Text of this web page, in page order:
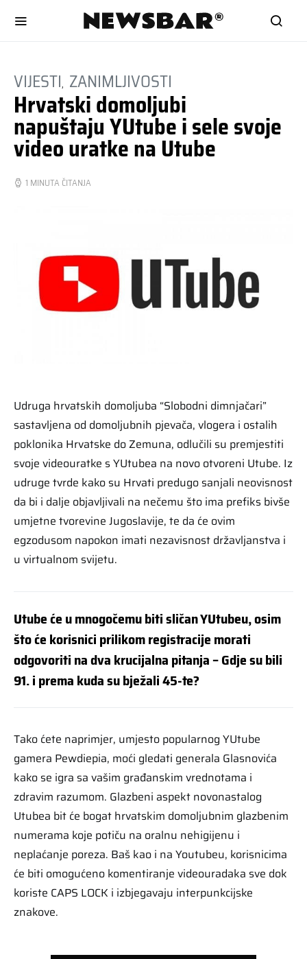
VIJESTI ZANIMLJIVOSTI
Hrvatski domoljubi
napuštaju YUtube i sele svoje
video uratke na Utube
1 MINUTA ČITANJA
Udruga hrvatskih domoljuba “Slobodni dimnjačari”
sastavljena od domoljubnih pjevača, vlogera i ostalih
poklonika Hrvatske do Zemuna, odlučili su premjestiti
svoje videouratke s YUtubea na novo otvoreni Utube. Iz
udruge tvrde kako su Hrvati predugo sanjali neovisnost
da bi i dalje objavljivali na nečemu što ima prefiks bivše
umjetne tvorevine Jugoslavije, te da će ovim
egzodusom napokon imati nezavisnost državljanstva i
u virtualnom svijetu.
Utube će u mnogočemu biti sličan YUtubeu, osim
što će korisnici prilikom registracije morati
odgovoriti na dva krucijalna pitanja – Gdje su bili
91. i prema kuda su bježali 45-te?
Tako ćete naprimjer, umjesto popularnog YUtube
gamera Pewdiepia, moći gledati generala Glasnovića
kako se igra sa vašim građanskim vrednotama i
zdravim razumom. Glazbeni aspekt novonastalog
Utubea bit će bogat hrvatskim domoljubnim glazbenim
numerama koje potiču na oralnu nehigijenu i
neplaćanje poreza. Baš kao i na Youtubeu, korisnicima
će biti omogućeno komentiranje videouradaka sve dok
koriste CAPS LOCK i izbjegavaju interpunkcijske
znakove.